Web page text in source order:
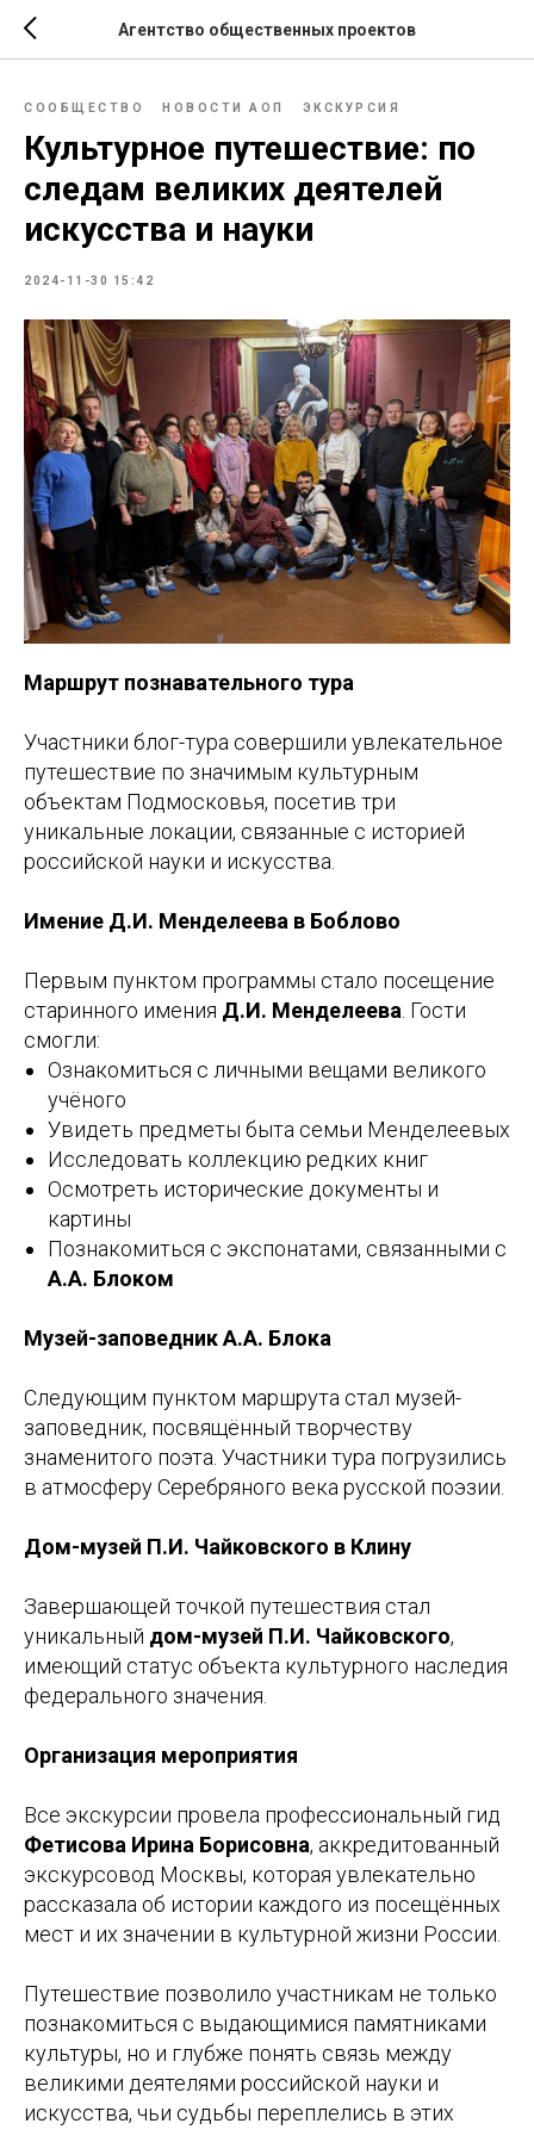
Агентство общественных проектов
СООБЩЕСТВО НОВОСТИ АОП ЭКСКУРСИЯ
Культурное путешествие: по
следам великих деятелей
искусства и науки
2024-11-30 15:42
Маршрут познавательного тура
Участники блог-тура совершили увлекательное
путешествие по значимым культурным
объектам Подмосковья, посетив три
уникальные локации, связанные с историей
российской науки и искусства.
Имение Д.И. Менделеева в Боблово
Первым пунктом программы стало посещение
старинного имения Д.И. Менделеева . Гости
смогли:
Ознакомиться с личными вещами великого
учёного
Увидеть предметы быта семьи Менделеевых
Исследовать коллекцию редких книг
Осмотреть исторические документы и
картины
Познакомиться с экспонатами, связанными с
А.А. Блоком
Музей-заповедник А.А. Блока
Следующим пунктом маршрута стал музей-
заповедник, посвящённый творчеству
знаменитого поэта. Участники тура погрузились
в атмосферу Серебряного века русской поэзии.
Дом-музей П.И. Чайковского в Клину
Завершающей точкой путешествия стал
уникальный дом-музей П.И. Чайковского,
имеющий статус объекта культурного наследия
федерального значения.
Организация мероприятия
Все экскурсии провела профессиональный гид
Фетисова Ирина Борисовна, аккредитованный
экскурсовод Москвы, которая увлекательно
рассказала об истории каждого из посещённых
мест и их значении в культурной жизни России.
Путешествие позволило участникам не только
познакомиться с выдающимися памятниками
культуры, но и глубже понять связь между
великими деятелями российской науки и
искусства, чьи судьбы переплелись в этих